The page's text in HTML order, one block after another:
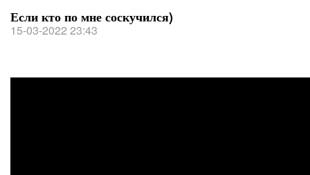
Если кто по мне соскучился)
15-03-2022 23:43